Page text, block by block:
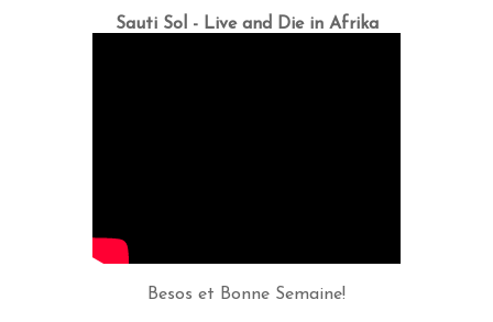
Sauti Sol - Live and Die in Afrika
Besos et Bonne Semaine!